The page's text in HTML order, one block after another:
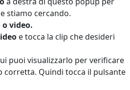
stiamo cercando.
video.
e tocca la clip che desideri
puoi visualizzarlo per verificare
corretta. Quindi tocca il pulsante